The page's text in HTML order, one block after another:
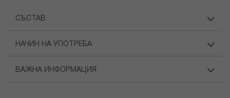
СЪСТАВ
НАЧИН НА УПОТРЕБА
ВАЖНА ИНФОРМАЦИЯ